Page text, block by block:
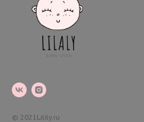
© 2021Lilily.ru